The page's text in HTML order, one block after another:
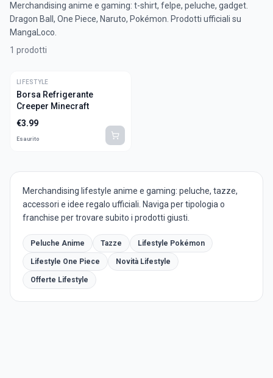
Merchandising anime e gaming: t-shirt, felpe, peluche, gadget.
Dragon Ball, One Piece, Naruto, Pokémon. Prodotti ufficiali su
MangaLoco.
1 prodotti
LIFESTYLE
Borsa Refrigerante
Creeper Minecraft
€3.99
Esaurito
Merchandising lifestyle anime e gaming: peluche, tazze,
accessori e idee regalo ufficiali. Naviga per tipologia o
franchise per trovare subito i prodotti giusti.
Peluche Anime Tazze Lifestyle Pokémon
Lifestyle One Piece Novità Lifestyle
Offerte Lifestyle